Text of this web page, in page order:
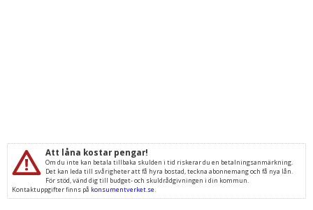
Att låna kostar pengar!
Om du inte kan betala tillbaka skulden i tid riskerar du en betalningsanmärkning.
Det kan leda till svårigheter att få hyra bostad, teckna abonnemang och få nya lån.
För stöd, vänd dig till budget- och skuldrådgivningen i din kommun.
Kontaktuppgifter finns på konsumentverket.se.